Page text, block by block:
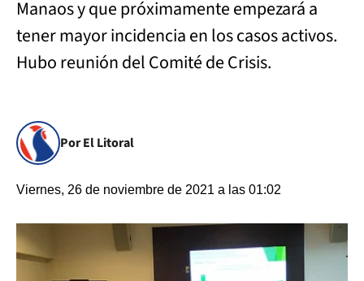
Manaos y que próximamente empezará a
tener mayor incidencia en los casos activos.
Hubo reunión del Comité de Crisis.
Por El Litoral
Viernes, 26 de noviembre de 2021 a las 01:02